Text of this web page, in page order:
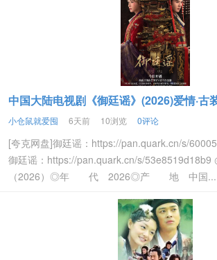
中国大陆电视剧《御廷谣》(2026)爱情·古
小仓鼠就爱囤 6天前 10浏览 0评论
[夸克网盘]御廷谣：https://pan.quark.cn/s/
御廷谣：https://pan.quark.cn/s/
（2026）◎年 代 2026◎产 地 中国...